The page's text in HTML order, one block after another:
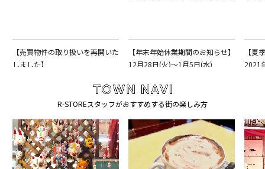
【売買物件の取り扱いを再開いた
しました】
【年末年始休業期間のお知らせ】
12月28日(火)〜1月5日(水)
【夏
2021
R-STOREスタッフがおすすめする街の楽しみ方